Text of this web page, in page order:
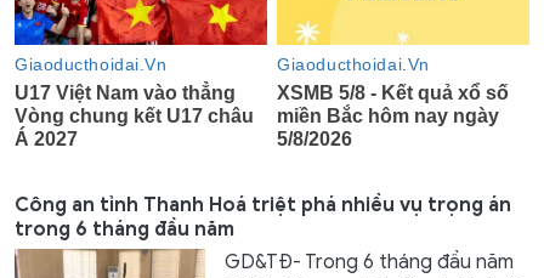
Công an tỉnh Thanh Hoá triệt phá nhiều vụ trọng án
trong 6 tháng đầu năm
GD&TĐ- Trong 6 tháng đầu năm